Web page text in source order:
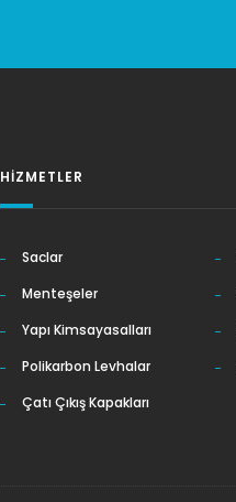
HIZMETLER
Saclar
Menteşeler
Yapı Kimsayasalları
Polikarbon Levhalar
Çatı Çıkış Kapakları